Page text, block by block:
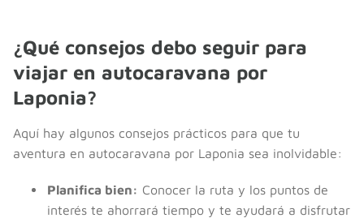
¿Qué consejos debo seguir para
viajar en autocaravana por
Laponia?
Aquí hay algunos consejos prácticos para que tu
aventura en autocaravana por Laponia sea inolvidable:
Planifica bien: Conocer la ruta y los puntos de
interés te ahorrará tiempo y te ayudará a disfrutar